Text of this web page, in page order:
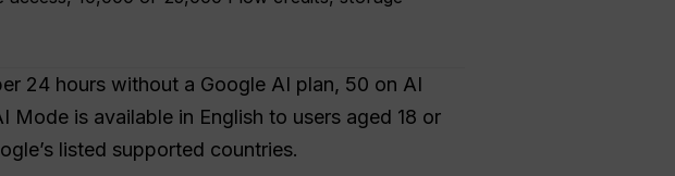
24 hours without a Google AI plan, 50 on AI
Mode is available in English to users aged 18 or
listed supported countries.